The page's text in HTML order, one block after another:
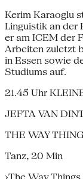
Kerim Karaoglu
Linguistik an der
er am ICEM der
Arbeiten zuletzt
in Essen sowie
Studiums auf.
21.45 Uhr
JEFTA VAN
THE WAY
Tanz, 20 Min